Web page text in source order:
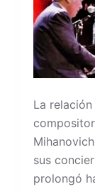
La
sus
prolongó